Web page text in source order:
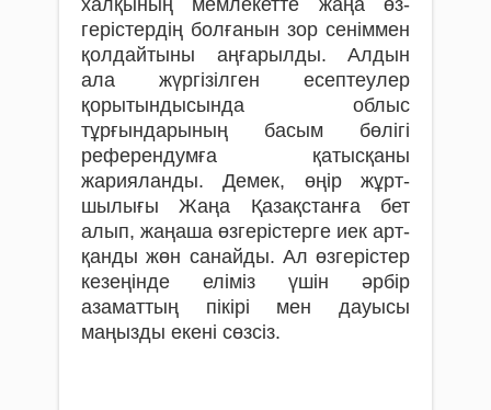
халқының мемлекетте жаңа өз­
герістердің болғанын зор сеніммен
қолдайтыны аңғарылды. Алдын
ала жүргізілген есептеулер
қорытындысында облыс
тұрғындарының ба­сым бөлігі
референдумға қатысқаны
жарияланды. Демек, өңір жұрт­­
шылығы Жаңа Қазақстанға бет
алып, жаңаша өзгерістерге иек арт­
қанды жөн санайды. Ал өзгерістер
кезеңінде еліміз үшін әрбір
азаматтың пікірі мен дауысы
маңызды екені сөзсіз.